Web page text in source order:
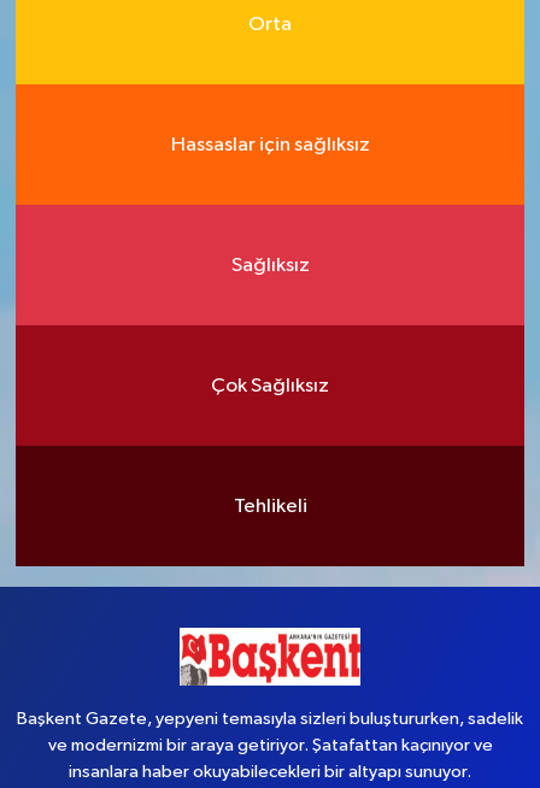
Orta
Hassaslar için sağlıksız
Sağlıksız
Çok Sağlıksız
Tehlikeli
Başkent Gazete, yepyeni temasıyla sizleri buluştururken, sadelik
ve modernizmi bir araya getiriyor. Şatafattan kaçınıyor ve
insanlara haber okuyabilecekleri bir altyapı sunuyor.